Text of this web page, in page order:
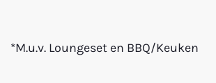
*M.u.v. Loungeset en BBQ/Keuken